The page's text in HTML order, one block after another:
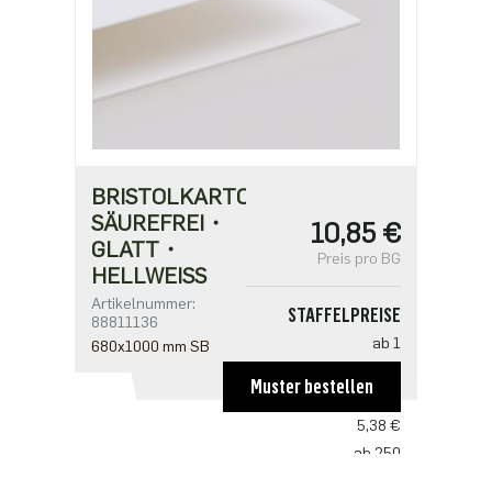
BRISTOLKARTON
SÄUREFREI・
GLATT・
HELLWEISS
Artikelnummer:
88811136
680x1000 mm SB
10,85 €
Preis pro BG
STAFFELPREISE
ab 1
ab 50
5,38 €
ab 250
Muster bestellen